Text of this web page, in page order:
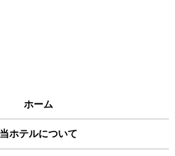
ホーム
当ホテルについて